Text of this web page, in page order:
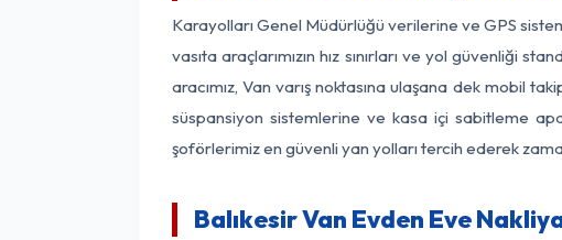
Karayolları Genel Müdürlüğü verilerine ve GPS
vasıta araçlarımızın hız sınırları ve yol güvenliği
aracımız, Van varış noktasına ulaşana dek mobil
süspansiyon sistemlerine ve kasa içi sabitleme
şoförlerimiz en güvenli yan yolları tercih ederek
Balıkesir Van Evden Eve